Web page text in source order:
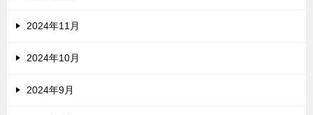
2024年11月
2024年10月
2024年9月